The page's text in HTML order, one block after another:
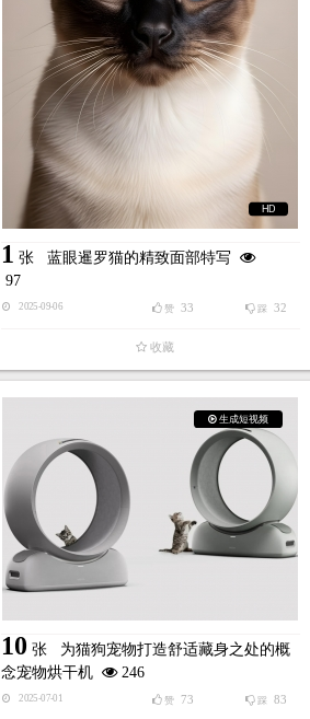
HD
1 张 蓝眼暹罗猫的精致面部特写
97
2025-09-06 踩 32
赞 33
收藏
生成短视频
10 张 为猫狗宠物打造舒适藏身之处的概
念宠物烘干机
246
2025-07-01 踩 83
赞 73